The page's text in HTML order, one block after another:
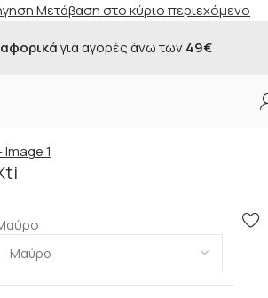
Μετάβαση στο κύριο περιεχόμενο
για αγορές άνω των49€